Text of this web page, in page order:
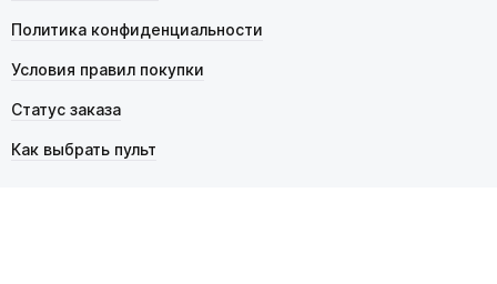
Политика конфиденциальности
Условия правил покупки
Статус заказа
Как выбрать пульт